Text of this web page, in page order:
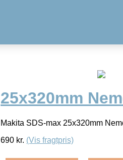
25x320mm
Makita SDS-max 25x320mm
690 kr. (Vis fragtpris)